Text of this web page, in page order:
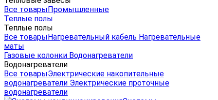
Все товарыПромышленные
Теплые полы
Теплые полы
Все товарыНагревательный кабель Нагревательные
маты
Газовые колонки Водонагреватели
Водонагреватели
Все товарыЭлектрические накопительные
водонагреватели Электрические проточные
водонагреватели